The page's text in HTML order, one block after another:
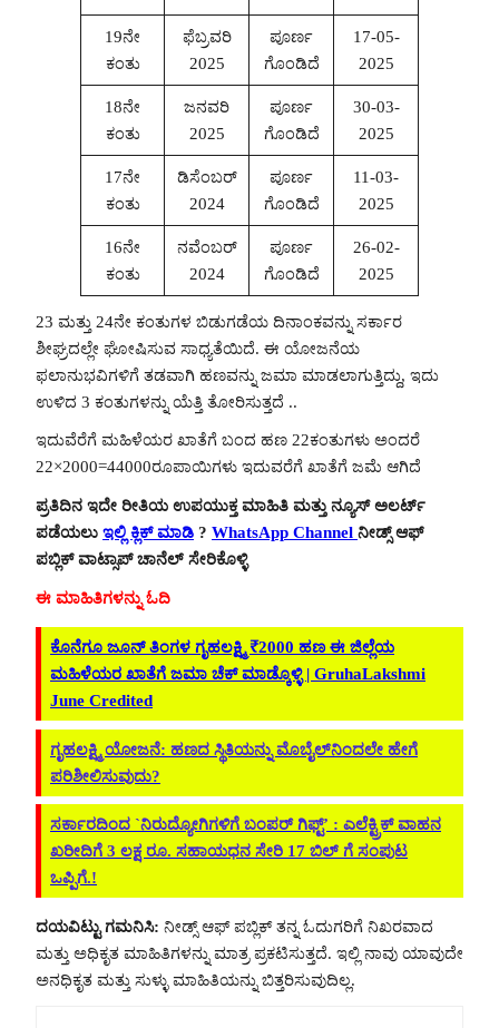
19ನೇ
ಕಂತು
ಫೆಬ್ರವರಿ
2025
ಪೂರ್ಣ
ಗೊಂಡಿದೆ
17-05-
2025
18ನೇ
ಕಂತು
ಜನವರಿ
2025
ಪೂರ್ಣ
ಗೊಂಡಿದೆ
30-03-
2025
17ನೇ
ಕಂತು
ಡಿಸೆಂಬರ್
2024
ಪೂರ್ಣ
ಗೊಂಡಿದೆ
11-03-
2025
16ನೇ
ಕಂತು
ನವೆಂಬರ್
2024
ಪೂರ್ಣ
ಗೊಂಡಿದೆ
26-02-
2025
23 ಮತ್ತು 24ನೇ ಕಂತುಗಳ ಬಿಡುಗಡೆಯ ದಿನಾಂಕವನ್ನು ಸರ್ಕಾರ
ಶೀಘ್ರದಲ್ಲೇ ಘೋಷಿಸುವ ಸಾಧ್ಯತೆಯಿದೆ. ಈ ಯೋಜನೆಯ
ಫಲಾನುಭವಿಗಳಿಗೆ ತಡವಾಗಿ ಹಣವನ್ನು ಜಮಾ ಮಾಡಲಾಗುತ್ತಿದ್ದು, ಇದು
ಉಳಿದ 3 ಕಂತುಗಳನ್ನು ಯೆತ್ತಿ ತೋರಿಸುತ್ತದೆ ..
ಇದುವೆರೆಗೆ ಮಹಿಳೆಯರ ಖಾತೆಗೆ ಬಂದ ಹಣ 22ಕಂತುಗಳು ಅಂದರೆ
22×2000=44000ರೂಪಾಯಿಗಳು ಇದುವರೆಗೆ ಖಾತೆಗೆ ಜಮೆ ಆಗಿದೆ
ಪ್ರತಿದಿನ ಇದೇ ರೀತಿಯ ಉಪಯುಕ್ತ ಮಾಹಿತಿ ಮತ್ತು ನ್ಯೂಸ್ ಅಲರ್ಟ್
ಪಡೆಯಲು ಇಲ್ಲಿ ಕ್ಲಿಕ್ ಮಾಡಿ ? WhatsApp Channel ನೀಡ್ಸ್ ಆಫ್
ಪಬ್ಲಿಕ್ ವಾಟ್ಸಾಪ್ ಚಾನೆಲ್ ಸೇರಿಕೊಳ್ಳಿ
ಈ ಮಾಹಿತಿಗಳನ್ನು ಓದಿ
ಕೊನೆಗೂ ಜೂನ್‌ ತಿಂಗಳ ಗೃಹಲಕ್ಷ್ಮಿ ₹2000 ಹಣ ಈ ಜಿಲ್ಲೆಯ
ಮಹಿಳೆಯರ ಖಾತೆಗೆ ಜಮಾ ಚೆಕ್‌ ಮಾಡ್ಕೊಳ್ಳಿ | GruhaLakshmi
June Credited
ಗೃಹಲಕ್ಷ್ಮಿ ಯೋಜನೆ: ಹಣದ ಸ್ಥಿತಿಯನ್ನು ಮೊಬೈಲ್‌ನಿಂದಲೇ ಹೇಗೆ
ಪರಿಶೀಲಿಸುವುದು?
ಸರ್ಕಾರದಿಂದ `ನಿರುದ್ಯೋಗಿಗಳಿಗೆ ಬಂಪರ್ ಗಿಫ್ಟ್’ : ಎಲೆಕ್ಟ್ರಿಕ್ ವಾಹನ
ಖರೀದಿಗೆ 3 ಲಕ್ಷ ರೂ. ಸಹಾಯಧನ ಸೇರಿ 17 ಬಿಲ್ ಗೆ ಸಂಪುಟ
ಒಪ್ಪಿಗೆ.!
ದಯವಿಟ್ಟು ಗಮನಿಸಿ: ನೀಡ್ಸ್ ಆಫ್ ಪಬ್ಲಿಕ್ ತನ್ನ ಓದುಗರಿಗೆ ನಿಖರವಾದ
ಮತ್ತು ಅಧಿಕೃತ ಮಾಹಿತಿಗಳನ್ನು ಮಾತ್ರ ಪ್ರಕಟಿಸುತ್ತದೆ. ಇಲ್ಲಿ ನಾವು ಯಾವುದೇ
ಅನಧಿಕೃತ ಮತ್ತು ಸುಳ್ಳು ಮಾಹಿತಿಯನ್ನು ಬಿತ್ತರಿಸುವುದಿಲ್ಲ.